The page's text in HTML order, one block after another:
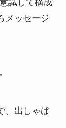
識して構成
メッセージ
、出しゃば